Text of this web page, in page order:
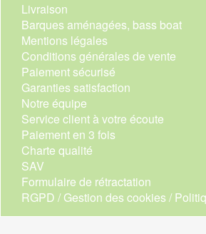
Livraison
Barques aménagées, bass boat
Mentions légales
Conditions générales de vente
Paiement sécurisé
Garanties satisfaction
Notre équipe
Service client à votre écoute
Paiement en 3 fois
Charte qualité
SAV
Formulaire de rétractation
RGPD / Gestion des cookies /